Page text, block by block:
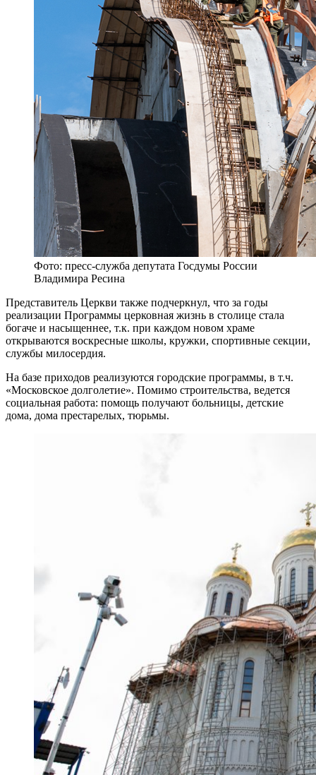
Фото: пресс-служба депутата Госдумы России
Владимира Ресина
Представитель Церкви также подчеркнул, что за годы
реализации Программы церковная жизнь в столице стала
богаче и насыщеннее, т.к. при каждом новом храме
открываются воскресные школы, кружки, спортивные секции,
службы милосердия.
На базе приходов реализуются городские программы, в т.ч.
«Московское долголетие». Помимо строительства, ведется
социальная работа: помощь получают больницы, детские
дома, дома престарелых, тюрьмы.